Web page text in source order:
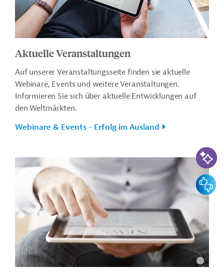
Aktuelle Veranstaltungen
Auf unserer Veranstaltungsseite finden sie aktuelle
Webinare, Events und weitere Veranstaltungen.
Informieren Sie sich über aktuelle Entwicklungen auf
den Weltmärkten.
Webinare & Events - Erfolg im Ausland
KI-